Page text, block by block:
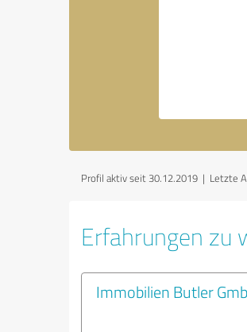
Profil aktiv seit 30.12.2019 | Letzte
Erfahrungen zu
Immobilien Butler